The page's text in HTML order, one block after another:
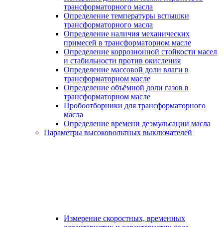
трансформаторного масла
Определение температуры вспышки
трансформаторного масла
Определение наличия механических
примесей в трансформаторном масле
Определение коррозионной стойкости масел
и стабильности против окисления
Определение массовой доли влаги в
трансформаторном масле
Определение объёмной доли газов в
трансформаторном масле
Пробоотборники для трансформаторного
масла
Определение времени деэмульсации масла
Параметры высоковольтных выключателей
Измерение скоростных, временных